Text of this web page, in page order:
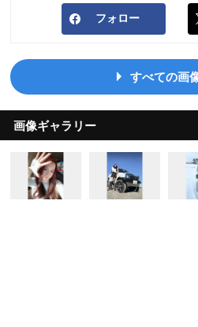
フォロー
すべての画
画像ギャラリー